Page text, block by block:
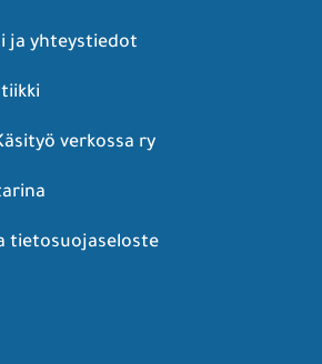
ja yhteystiedot
verkossa ry
tietosuojaseloste